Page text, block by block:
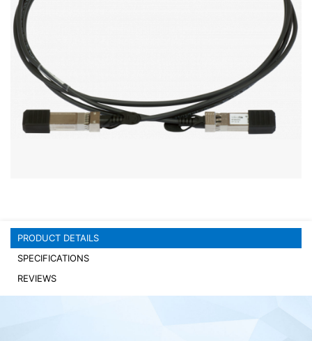
UPS Uninterruptible Power Supply
Headphones
Mouses and keybords
Cooling systems
Server equipment
Video surveillance
PC
PC components
PRODUCT DETAILS
SPECIFICATIONS
REVIEWS